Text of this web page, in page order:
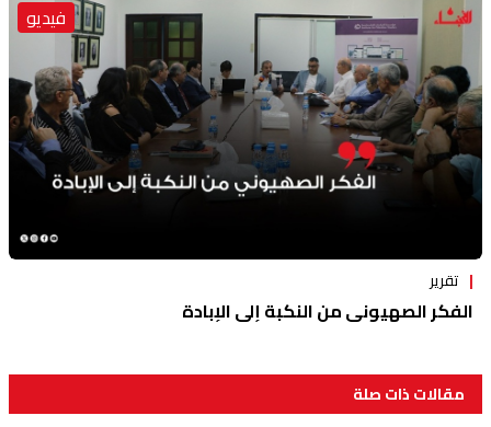
فيديو
تقرير
الفكر الصهيوني من النكبة إلى الإبادة
مقالات ذات صلة